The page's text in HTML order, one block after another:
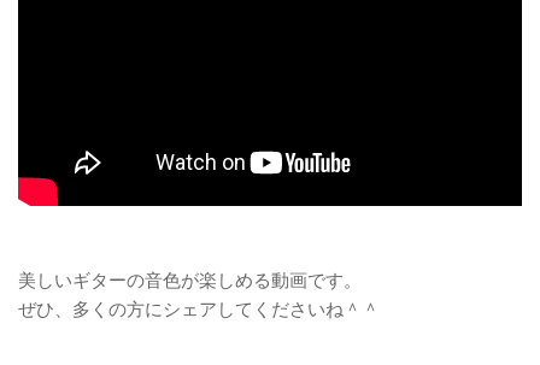
美しいギターの音色が楽しめる動画です。
ぜひ、多くの方にシェアしてくださいね＾＾